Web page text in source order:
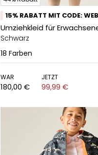
15% RABATT MIT CODE:
Umziehkleid für
Schwarz
18 Farben
WAR
180,00 €
JETZT
99,99 €